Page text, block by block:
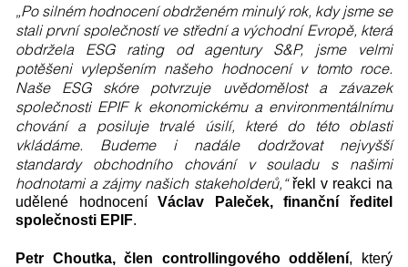
„Po silném hodnocení obdrženém minulý rok, kdy jsme se
stali první společností ve střední a východní Evropě, která
obdržela ESG rating od agentury S&P, jsme velmi
potěšeni vylepšením našeho hodnocení v tomto roce.
Naše ESG skóre potvrzuje uvědomělost a závazek
společnosti EPIF k ekonomickému a environmentálnímu
chování a posiluje trvalé úsilí, které do této oblasti
vkládáme. Budeme i nadále dodržovat nejvyšší
standardy obchodního chování v souladu s našimi
hodnotami a zájmy našich stakeholderů,“řekl v reakci na
udělené hodnoceníVáclav Paleček, finanční ředitel
společnosti EPIF.
Petr Choutka, člen controllingového oddělení, který